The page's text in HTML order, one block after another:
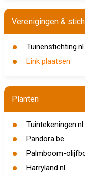
Verenigingen &
Tuinenstichting.nl
Link plaatsen
Planten
Tuintekeningen.nl
Pandora.be
Palmboom-
Harryland.nl